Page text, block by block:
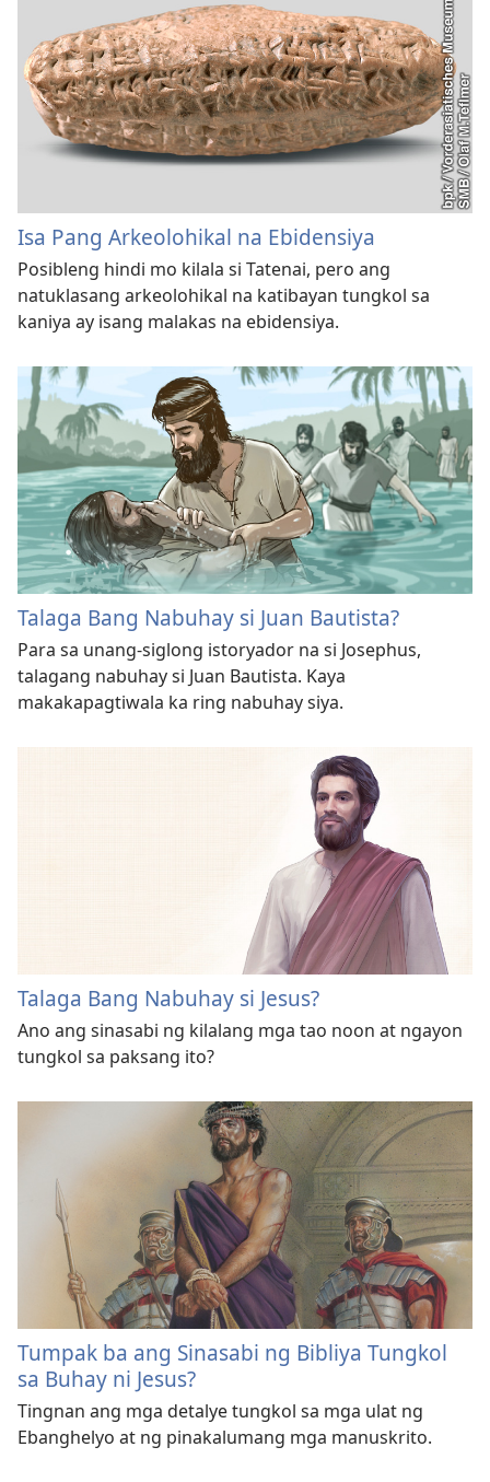
Isa Pang Arkeolohikal na Ebidensiya
Posibleng hindi mo kilala si Tatenai, pero ang
natuklasang arkeolohikal na katibayan tungkol sa
kaniya ay isang malakas na ebidensiya.
Talaga Bang Nabuhay si Juan Bautista?
Para sa unang-siglong istoryador na si Josephus,
talagang nabuhay si Juan Bautista. Kaya
makakapagtiwala ka ring nabuhay siya.
Talaga Bang Nabuhay si Jesus?
Ano ang sinasabi ng kilalang mga tao noon at ngayon
tungkol sa paksang ito?
Tumpak ba ang Sinasabi ng Bibliya Tungkol
sa Buhay ni Jesus?
Tingnan ang mga detalye tungkol sa mga ulat ng
Ebanghelyo at ng pinakalumang mga manuskrito.